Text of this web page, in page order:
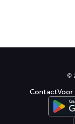
©
ContactVoor